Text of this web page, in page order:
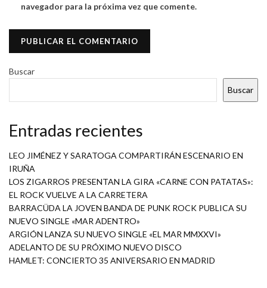
navegador para la próxima vez que comente.
Buscar
Buscar
Entradas recientes
LEO JIMÉNEZ Y SARATOGA COMPARTIRÁN ESCENARIO EN
IRUÑA
LOS ZIGARROS PRESENTAN LA GIRA «CARNE CON PATATAS»:
EL ROCK VUELVE A LA CARRETERA
BARRACÜDA LA JOVEN BANDA DE PUNK ROCK PUBLICA SU
NUEVO SINGLE «MAR ADENTRO»
ARGIÓN LANZA SU NUEVO SINGLE «EL MAR MMXXVI»
ADELANTO DE SU PRÓXIMO NUEVO DISCO
HAMLET: CONCIERTO 35 ANIVERSARIO EN MADRID